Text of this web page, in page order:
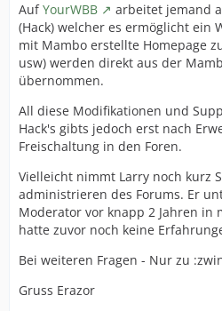
AufYourWBB
arbeitet jemand
(Hack) welcher es ermöglicht ein
mit Mambo erstellte Homepage
usw) werden direkt aus der
übernommen.
All diese Modifikationen und
Hack's gibts jedoch erst nach
Freischaltung in den Foren.
Vielleicht nimmt Larry noch kurz
administrieren des Forums. Er
Moderator vor knapp 2 Jahren in
hatte zuvor noch keine
Bei weiteren Fragen - Nur zu
Gruss Erazor